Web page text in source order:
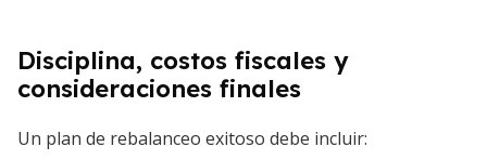
Disciplina, costos fiscales y
consideraciones finales
Un plan de rebalanceo exitoso debe incluir: